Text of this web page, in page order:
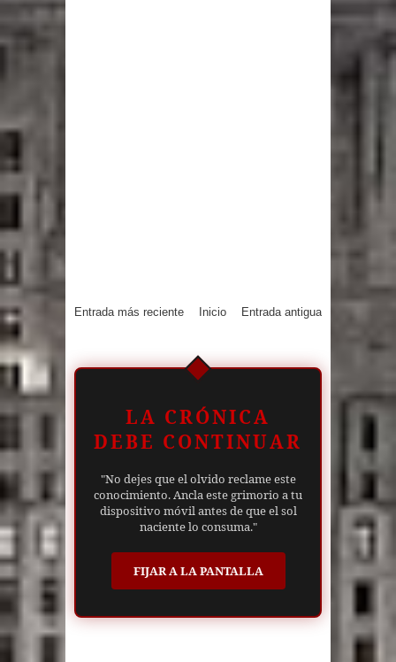
Entrada más reciente Entrada antigua
Inicio
LA CRÓNICA
DEBE CONTINUAR
"No dejes que el olvido reclame este
conocimiento. Ancla este grimorio a tu
dispositivo móvil antes de que el sol
naciente lo consuma."
FIJAR A LA PANTALLA